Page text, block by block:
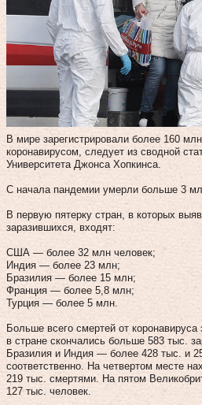
В мире зарегистрировали более 160
коронавирусом, следует из сводной
Университета Джонса Хопкинса.
С начала пандемии умерли больше 3
В первую пятерку стран, в которых
заразившихся, входят:
США — более 32 млн человек;
Индия — более 23 млн;
Бразилия — более 15 млн;
Франция — более 5,8 млн;
Турция — более 5 млн.
Больше всего смертей от
в стране скончались больше 583 тыс.
Бразилия и Индия — более 428 тыс. и
соответственно. На четвертом месте
219 тыс. смертями. На пятом
127 тыс. человек.